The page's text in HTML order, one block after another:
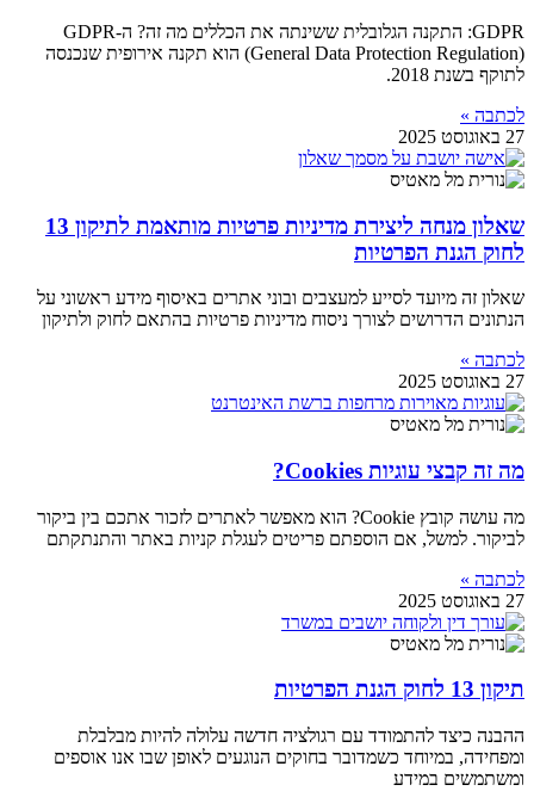
GDPR: התקנה הגלובלית ששינתה את הכללים מה זה? ה-GDPR
(General Data Protection Regulation) הוא תקנה אירופית שנכנסה
לתוקף בשנת 2018.
לכתבה »
27 באוגוסט 2025
שאלון מנחה ליצירת מדיניות פרטיות מותאמת לתיקון 13
לחוק הגנת הפרטיות
שאלון זה מיועד לסייע למעצבים ובוני אתרים באיסוף מידע ראשוני על
הנתונים הדרושים לצורך ניסוח מדיניות פרטיות בהתאם לחוק ולתיקון
לכתבה »
27 באוגוסט 2025
מה זה קבצי עוגיות Cookies?
מה עושה קובץ Cookie? הוא מאפשר לאתרים לזכור אתכם בין ביקור
לביקור. למשל, אם הוספתם פריטים לעגלת קניות באתר והתנתקתם
לכתבה »
27 באוגוסט 2025
תיקון 13 לחוק הגנת הפרטיות
ההבנה כיצד להתמודד עם רגולציה חדשה עלולה להיות מבלבלת
ומפחידה, במיוחד כשמדובר בחוקים הנוגעים לאופן שבו אנו אוספים
ומשתמשים במידע